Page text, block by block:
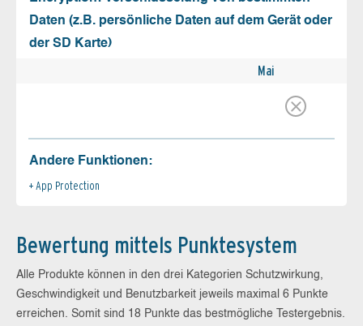
Daten (z.B. persönliche Daten auf dem Gerät oder
der SD Karte)
Mai
Andere Funktionen:
App Protection
Bewertung mittels Punktesystem
Alle Produkte können in den drei Kategorien Schutzwirkung,
Geschwindigkeit und Benutzbarkeit jeweils maximal 6 Punkte
erreichen. Somit sind 18 Punkte das bestmögliche Testergebnis.